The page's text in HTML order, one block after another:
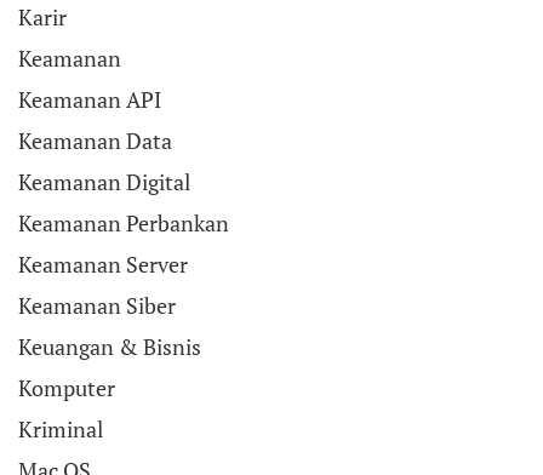
Karir
Keamanan
Keamanan API
Keamanan Data
Keamanan Digital
Keamanan Perbankan
Keamanan Server
Keamanan Siber
Keuangan & Bisnis
Komputer
Kriminal